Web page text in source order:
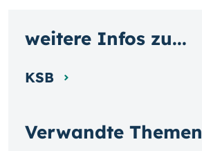
Verwandte Themen
weitere Infos zu...
KSB